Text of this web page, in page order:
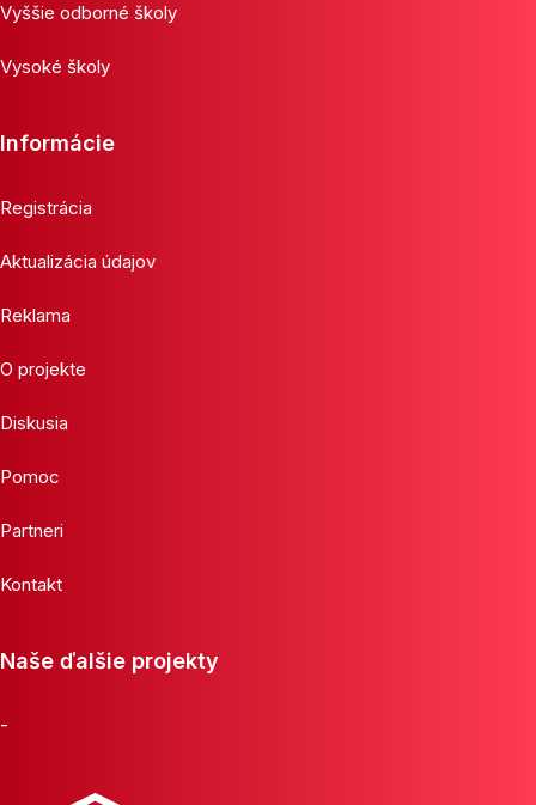
Vyššie odborné školy
Vysoké školy
Informácie
Registrácia
Aktualizácia údajov
Reklama
O projekte
Diskusia
Pomoc
Partneri
Kontakt
Naše ďalšie projekty
-